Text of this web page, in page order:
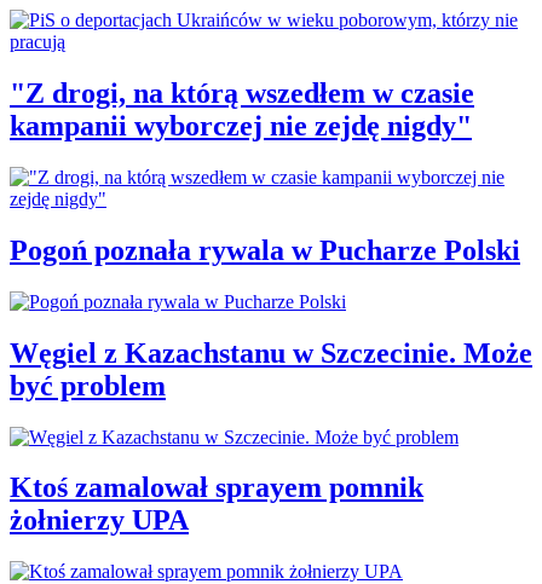
"Z drogi, na którą wszedłem w czasie
kampanii wyborczej nie zejdę nigdy"
Pogoń poznała rywala w Pucharze Polski
Węgiel z Kazachstanu w Szczecinie. Może
być problem
Ktoś zamalował sprayem pomnik
żołnierzy UPA